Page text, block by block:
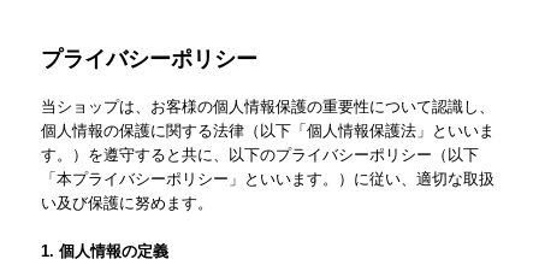
プライバシーポリシー
当ショップは、お客様の個人情報保護の重要性について認識し、
個人情報の保護に関する法律（以下「個人情報保護法」といいま
す。）を遵守すると共に、以下のプライバシーポリシー（以下
「本プライバシーポリシー」といいます。）に従い、適切な取扱
い及び保護に努めます。
1. 個人情報の定義